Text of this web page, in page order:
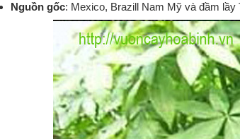
Nguồn gốc: Mexico, Brazill Nam Mỹ và đầm lầy